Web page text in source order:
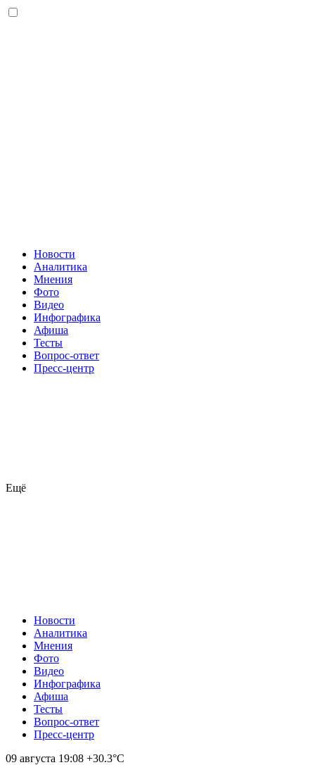
Новости
Аналитика
Мнения
Фото
Видео
Инфографика
Афиша
Тесты
Вопрос-ответ
Пресс-центр
Ещё
Новости
Аналитика
Мнения
Фото
Видео
Инфографика
Афиша
Тесты
Вопрос-ответ
Пресс-центр
09 августа 19:08 +30.3°С